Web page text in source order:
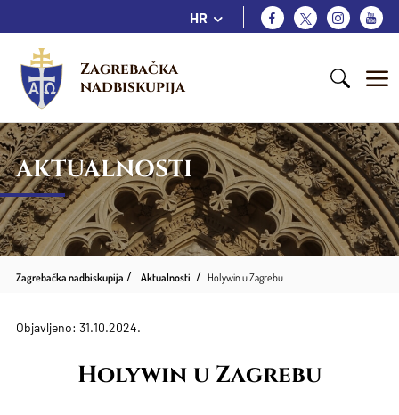
HR
Zagrebačka
nadbiskupija
AKTUALNOSTI
Zagrebačka nadbiskupija Aktualnosti ​Holywin u Zagrebu
Objavljeno: 31.10.2024.
​Holywin u Zagrebu